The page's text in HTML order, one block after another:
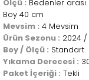
Ölçü : Bedenler
Boy 40 cm
Mevsim : 4 Mevsim
Ürün Sezonu : 2024 /
Boy / Ölçü : Standart
Yıkama Derecesi :
Paket İçeriği : Tekli